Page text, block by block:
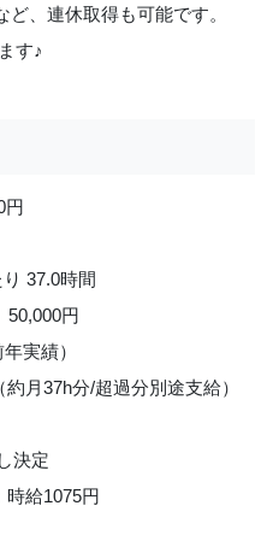
、連休取得も可能です。
す♪
円
37.0時間
50,000円
実績）
月37h分/超過分別途支給）
決定
給1075円